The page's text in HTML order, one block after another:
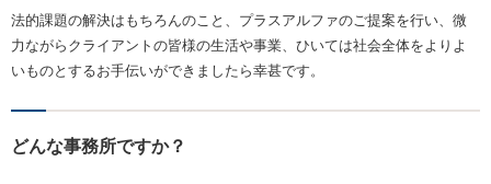
法的課題の解決はもちろんのこと、プラスアルファのご提案を行い、微
力ながらクライアントの皆様の生活や事業、ひいては社会全体をよりよ
いものとするお手伝いができましたら幸甚です。
どんな事務所ですか？